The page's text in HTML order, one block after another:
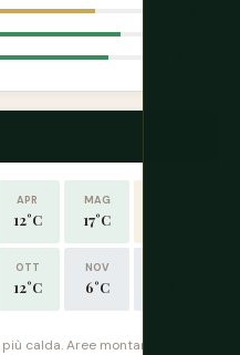
APR
12°C
MAG
17°C
OTT
12°C
NOV
6°C
calda. Aree montane